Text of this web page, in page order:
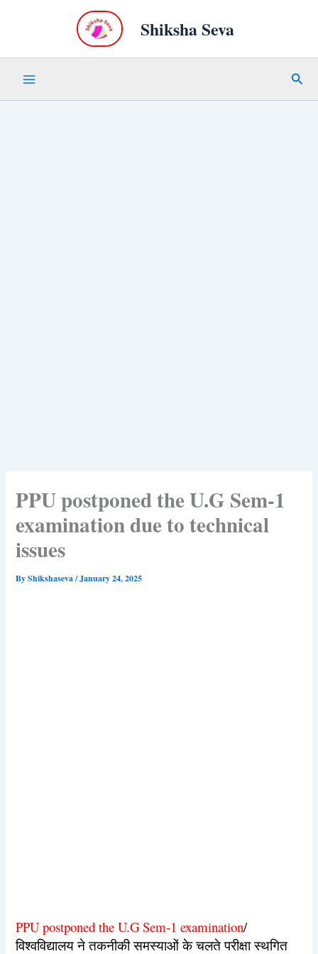
Shiksha Seva
PPU postponed the U.G Sem-1
examination due to technical
issues
ByShikshaseva/January 24, 2025
PPU postponed the U.G Sem-1 examination/
विश्वविद्यालय ने तकनीकी समस्याओं के चलते परीक्षा स्थगित